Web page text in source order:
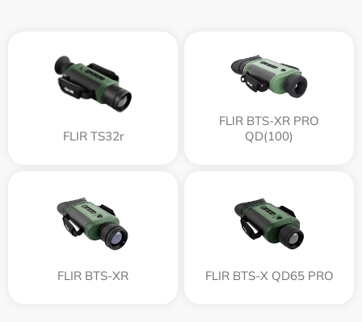
FLIR TS32r
FLIR BTS-XR PRO
QD(100)
FLIR BTS-XR FLIR BTS-X QD65 PRO